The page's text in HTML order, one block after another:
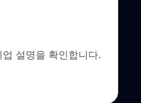
설명을 확인합니다.